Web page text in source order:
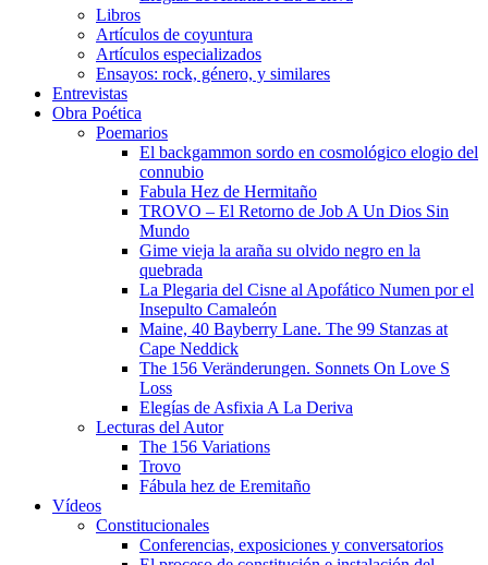
Libros
Artículos de coyuntura
Artículos especializados
Ensayos: rock, género, y similares
Entrevistas
Obra Poética
Poemarios
El backgammon sordo en cosmológico elogio del
connubio
Fabula Hez de Hermitaño
TROVO – El Retorno de Job A Un Dios Sin
Mundo
Gime vieja la araña su olvido negro en la
quebrada
La Plegaria del Cisne al Apofático Numen por el
Insepulto Camaleón
Maine, 40 Bayberry Lane. The 99 Stanzas at
Cape Neddick
The 156 Veränderungen. Sonnets On Love S
Loss
Elegías de Asfixia A La Deriva
Lecturas del Autor
The 156 Variations
Trovo
Fábula hez de Eremitaño
Vídeos
Constitucionales
Conferencias, exposiciones y conversatorios